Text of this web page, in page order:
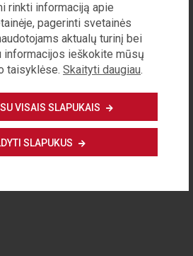
2020 VšĮ Demokratijos plėtros fondas
ISSN 1822-6574
rinkti informaciją apie
pagerinti svetainės
aktualų turinį bei
informacijos ieškokite mūsų
taisyklėse. Skaityti daugiau.
VISAIS SLAPUKAIS
SLAPUKUS